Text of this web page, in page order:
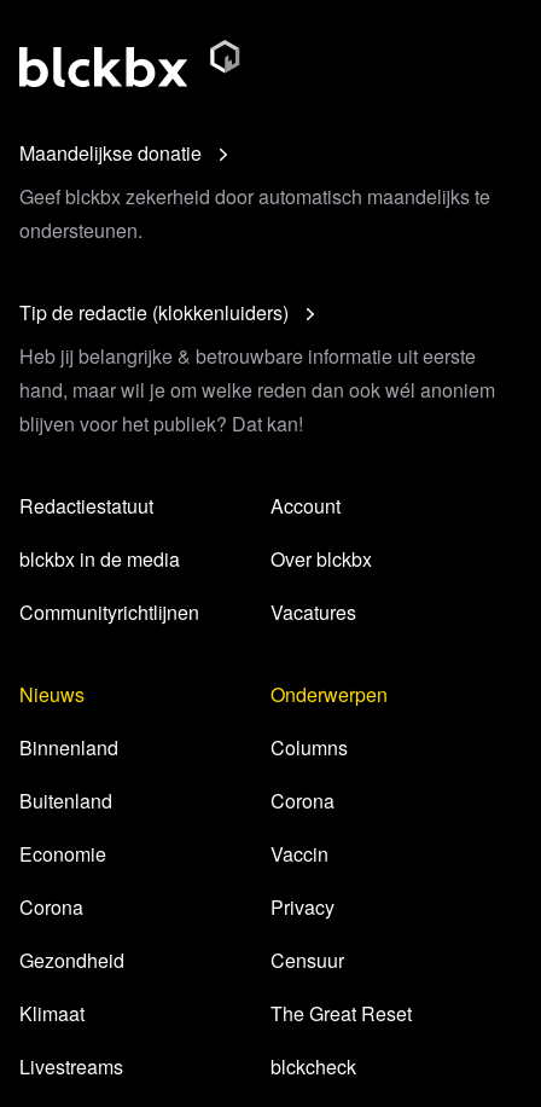
Maandelijkse donatie
Geef blckbx zekerheid door automatisch maandelijks te
ondersteunen.
Tip de redactie (klokkenluiders)
Heb jij belangrijke & betrouwbare informatie uit eerste
hand, maar wil je om welke reden dan ook wél anoniem
blijven voor het publiek? Dat kan!
Redactiestatuut
blckbx in de media
Communityrichtlijnen
Account
Over blckbx
Vacatures
Nieuws
Binnenland
Buitenland
Economie
Corona
Gezondheid
Klimaat
Livestreams
Onderwerpen
Columns
Corona
Vaccin
Privacy
Censuur
The Great Reset
blckcheck